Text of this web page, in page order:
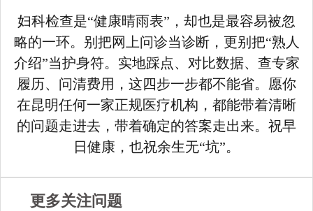
妇科检查是“健康晴雨表”，却也是最容易被忽
略的一环。别把网上问诊当诊断，更别把“熟人
介绍”当护身符。实地踩点、对比数据、查专家
履历、问清费用，这四步一步都不能省。愿你
在昆明任何一家正规医疗机构，都能带着清晰
的问题走进去，带着确定的答案走出来。祝早
日健康，也祝余生无“坑”。
更多关注问题